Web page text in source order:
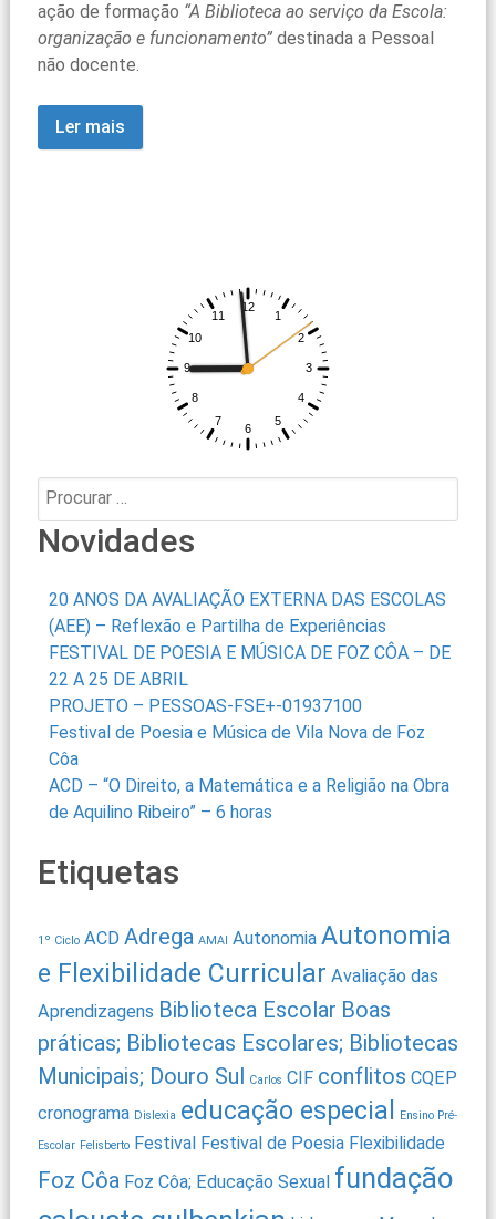
ação de formação “A Biblioteca ao serviço da Escola:
organização e funcionamento” destinada a Pessoal
não docente.
Ler mais
Procurar:
Novidades
20 ANOS DA AVALIAÇÃO EXTERNA DAS ESCOLAS
(AEE) – Reflexão e Partilha de Experiências
FESTIVAL DE POESIA E MÚSICA DE FOZ CÔA – DE
22 A 25 DE ABRIL
PROJETO – PESSOAS-FSE+-01937100
Festival de Poesia e Música de Vila Nova de Foz
Côa
ACD – “O Direito, a Matemática e a Religião na Obra
de Aquilino Ribeiro” – 6 horas
Etiquetas
1º Ciclo ACD Adrega AMAI Autonomia Autonomia
e Flexibilidade Curricular Avaliação das
Aprendizagens Biblioteca Escolar Boas
práticas; Bibliotecas Escolares; Bibliotecas
Municipais; Douro Sul Carlos CIF conflitos CQEP
cronograma Dislexia educação especial Ensino Pré-
Escolar Felisberto Festival Festival de Poesia Flexibilidade
Foz Côa Foz Côa; Educação Sexual fundação